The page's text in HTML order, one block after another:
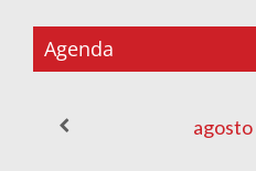
Agenda
agosto